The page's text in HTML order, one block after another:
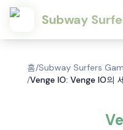
Subway
홈/Subway Surfers
/Venge IO: Venge IO의